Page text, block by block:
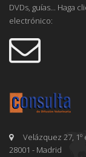
DVDs, guías... Haga
electrónico:
Velázquez 27,
28001 - Madrid